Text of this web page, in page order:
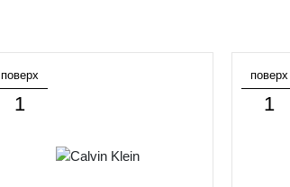
поверх
1
поверх
1